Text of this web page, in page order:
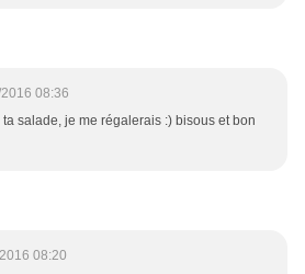
08:36
salade, je me régalerais :) bisous et bon
08:20